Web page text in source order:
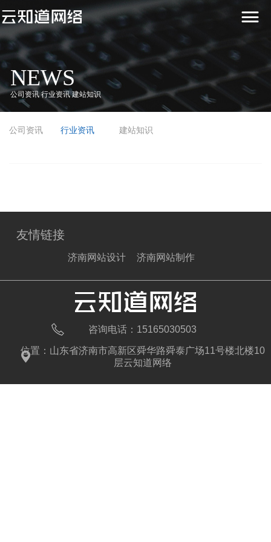
0531-88590503
NEWS
公司资讯 行业资讯 建站知识
公司资讯 行业资讯 建站知识
友情链接
济南网站设计 济南网站制作
咨询电话：15165030503
位置：山东省济南市高新区舜华路舜泰广场11号楼北楼10
层云知道网络